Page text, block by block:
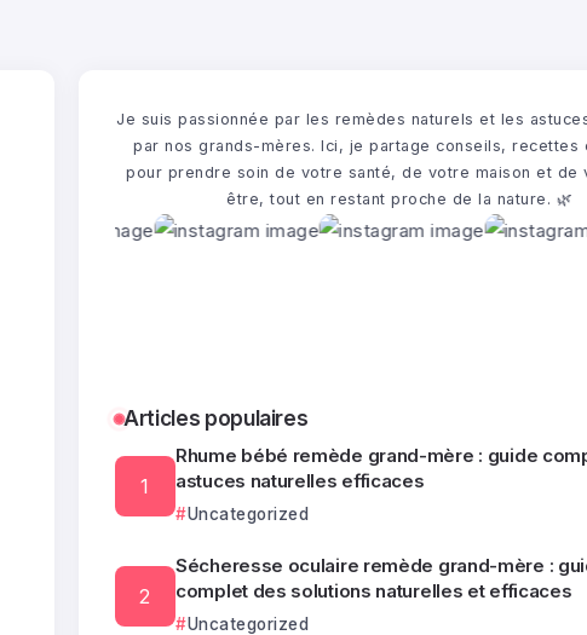
Je suis passionnée par les remèdes naturels et les
par nos grands-mères. Ici, je partage conseils, recettes
pour prendre soin de votre santé, de votre maison et de
être, tout en restant proche de la nature. 🌿​
Articles populaires
Rhume bébé remède grand-mère : guide
astuces naturelles efficaces
Uncategorized
Sécheresse oculaire remède grand-mère :
complet des solutions naturelles et efficaces
Uncategorized